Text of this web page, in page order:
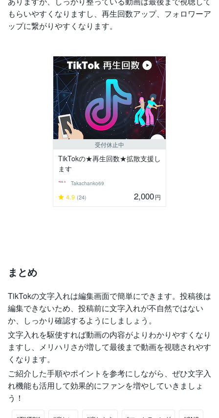
もらいやすくなりますし、再生回数アップ、フォロワーア
ップに繋がりやすくなります。
受付休止中
TikTokの★再生回数★拡散支援し
ます
Takachanko69
4.9 (24) 2,000円
まとめ
TikTokの文字入れは編集画面で簡単にできます。投稿後は
編集できないため、投稿前に文字入れが不自然ではない
か、しっかり確認するようにしましょう。
文字入れを駆使すれば動画の内容がよりわかりやすくなり
ますし、メリハリさが増して最後まで動画を視聴されやす
くなります。
ご紹介した手順やポイントを参考にしながら、ぜひ文字入
れ機能も活用して効果的にファンを増やしていきましょ
う！